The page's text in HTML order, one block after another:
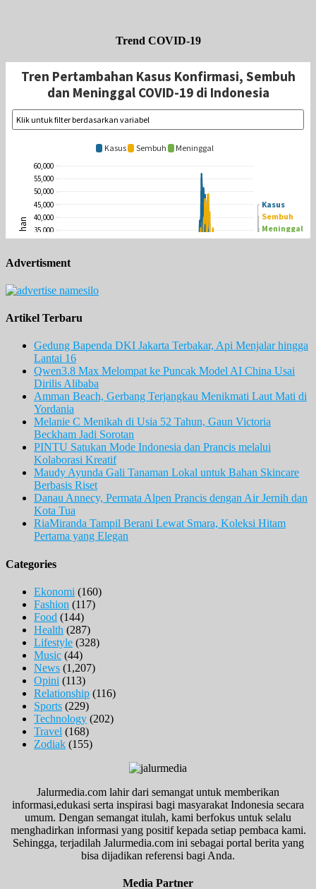
Trend COVID-19
Advertisment
Artikel Terbaru
Gedung Bapenda DKI Jakarta Terbakar, Api Menjalar hingga
Lantai 16
Qwen3.8 Max Melompat ke Puncak Model AI China Usai
Dirilis Alibaba
Amman Beach, Gerbang Terjangkau Menikmati Laut Mati di
Yordania
Melanie C Menikah di Usia 52 Tahun, Gaun Victoria
Beckham Jadi Sorotan
PINTU Satukan Mode Indonesia dan Prancis melalui
Kolaborasi Kreatif
Maudy Ayunda Gali Tanaman Lokal untuk Bahan Skincare
Berbasis Riset
Danau Annecy, Permata Alpen Prancis dengan Air Jernih dan
Kota Tua
RiaMiranda Tampil Berani Lewat Smara, Koleksi Hitam
Pertama yang Elegan
Categories
Ekonomi (160)
Fashion (117)
Food (144)
Health (287)
Lifestyle (328)
Music (44)
News (1,207)
Opini (113)
Relationship (116)
Sports (229)
Technology (202)
Travel (168)
Zodiak (155)
Jalurmedia.com lahir dari semangat untuk memberikan
informasi,edukasi serta inspirasi bagi masyarakat Indonesia secara
umum. Dengan semangat itulah, kami berfokus untuk selalu
menghadirkan informasi yang positif kepada setiap pembaca kami.
Sehingga, terjadilah Jalurmedia.com ini sebagai portal berita yang
bisa dijadikan referensi bagi Anda.
Media Partner